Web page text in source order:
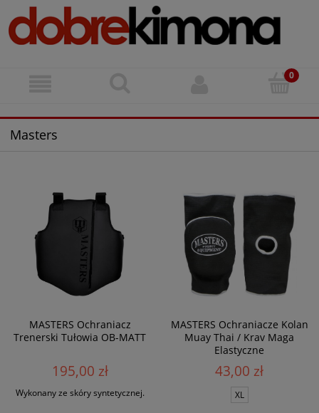
Masters
MASTERS Ochraniacz
Trenerski Tułowia OB-MATT
195,00 zł
Wykonany ze skóry syntetycznej.
MASTERS Ochraniacze Kolan
Muay Thai / Krav Maga
Elastyczne
43,00 zł
XL